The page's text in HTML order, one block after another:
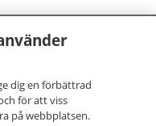
och vård
information om
dig en förbättrad
för att viss
på webbplatsen.